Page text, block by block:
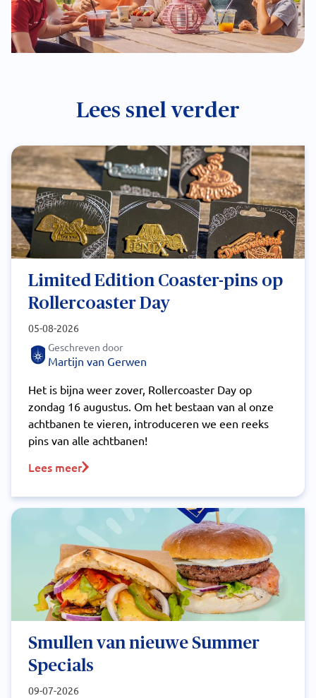
Lees snel verder
Limited Edition Coaster-pins op
Rollercoaster Day
05-08-2026
Geschreven door
Martijn van Gerwen
Het is bijna weer zover, Rollercoaster Day op
zondag 16 augustus. Om het bestaan van al onze
achtbanen te vieren, introduceren we een reeks
pins van alle achtbanen!
Lees meer
Smullen van nieuwe Summer
Specials
09-07-2026